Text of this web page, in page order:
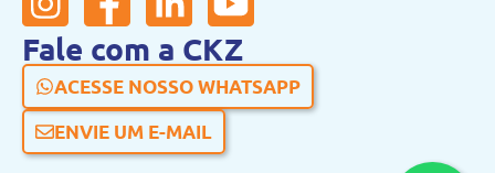
Fale com a CKZ
ACESSE NOSSO WHATSAPP
ENVIE UM E-MAIL